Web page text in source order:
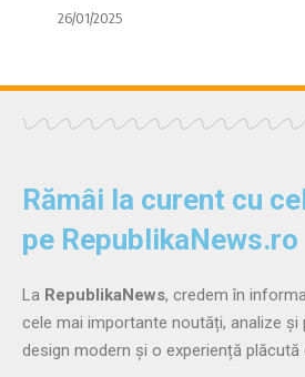
26/01/2025
Rămâi la curent cu
pe RepublikaNews.ro
La RepublikaNews, credem în
cele mai importante noutăți, analize
design modern și o experiență plăcută